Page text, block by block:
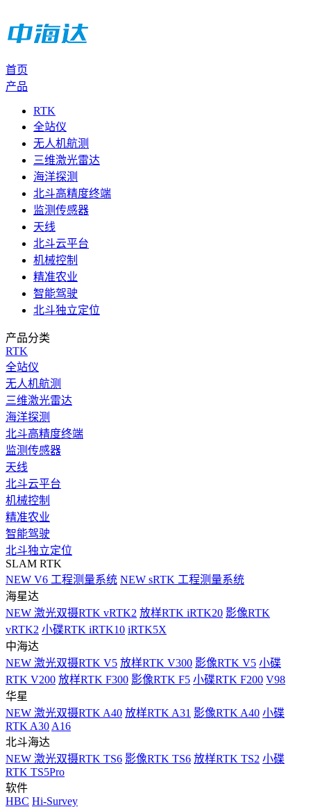
首页
产品
RTK
全站仪
无人机航测
三维激光雷达
海洋探测
北斗高精度终端
监测传感器
天线
北斗云平台
机械控制
精准农业
智能驾驶
北斗独立定位
产品分类
RTK
全站仪
无人机航测
三维激光雷达
海洋探测
北斗高精度终端
监测传感器
天线
北斗云平台
机械控制
精准农业
智能驾驶
北斗独立定位
SLAM RTK
NEW V6 工程测量系统 NEW sRTK 工程测量系统
海星达
NEW 激光双摄RTK vRTK2 放样RTK iRTK20 影像RTK
vRTK2 小碟RTK iRTK10 iRTK5X
中海达
NEW 激光双摄RTK V5 放样RTK V300 影像RTK V5 小碟
RTK V200 放样RTK F300 影像RTK F5 小碟RTK F200 V98
华星
NEW 激光双摄RTK A40 放样RTK A31 影像RTK A40 小碟
RTK A30 A16
北斗海达
NEW 激光双摄RTK TS6 影像RTK TS6 放样RTK TS2 小碟
RTK TS5Pro
软件
HBC Hi-Survey